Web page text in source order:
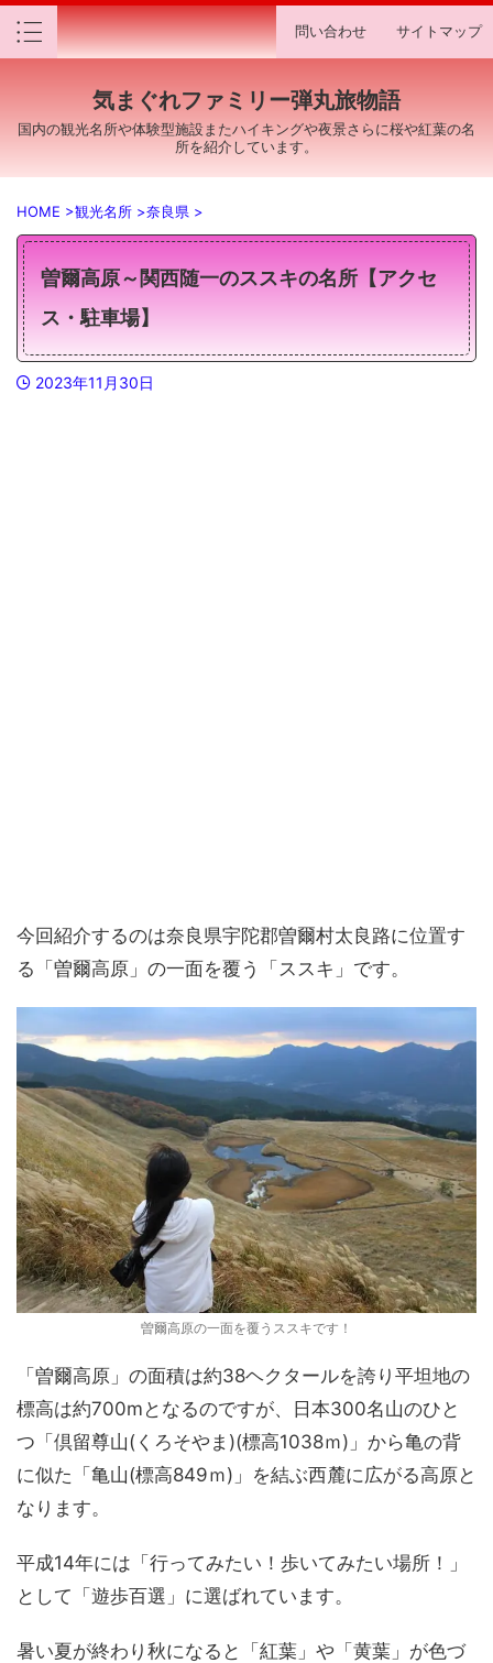
問い合わせ サイトマップ
気まぐれファミリー弾丸旅物語
国内の観光名所や体験型施設またハイキングや夜景さらに桜や紅葉の名
所を紹介しています。
HOME >観光名所 >奈良県 >
曽爾高原～関西随一のススキの名所【アクセ
ス・駐車場】
2023年11月30日
今回紹介するのは奈良県宇陀郡曽爾村太良路に位置す
る「曽爾高原」の一面を覆う「ススキ」です。
曽爾高原の一面を覆うススキです！
「曽爾高原」の面積は約38ヘクタールを誇り平坦地の
標高は約700mとなるのですが、日本300名山のひと
つ「倶留尊山(くろそやま)(標高1038ｍ)」から亀の背
に似た「亀山(標高849ｍ)」を結ぶ西麓に広がる高原と
なります。
平成14年には「行ってみたい！歩いてみたい場所！」
として「遊歩百選」に選ばれています。
暑い夏が終わり秋になると「紅葉」や「黄葉」が色づ